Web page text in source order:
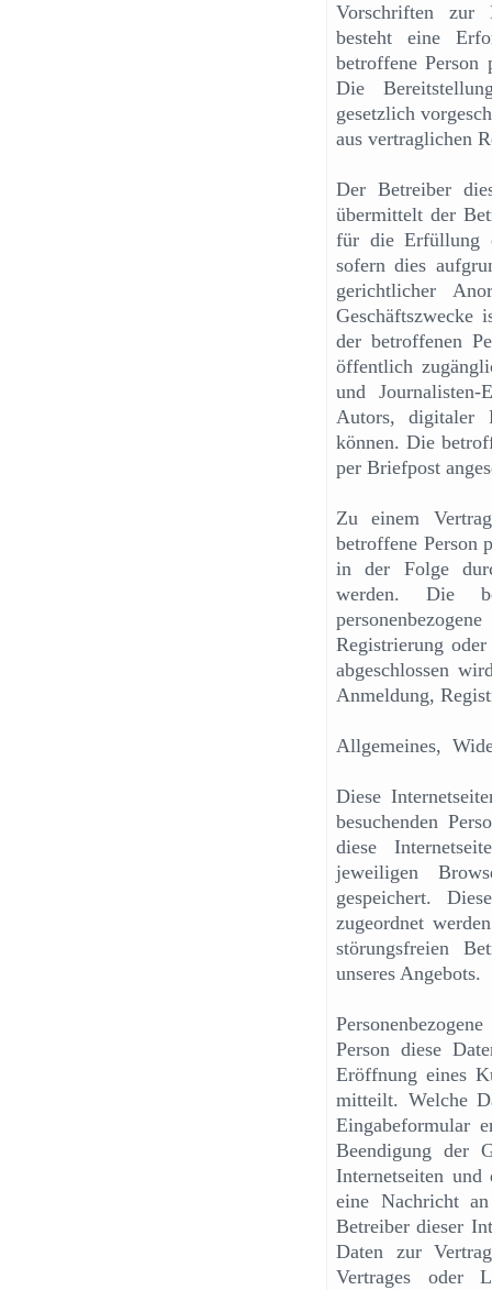
Vorschriften zur
besteht eine
betroffene Person
Die
gesetzlich
aus vertraglichen
Der Betreiber
übermittelt der
für die Erfüllung
sofern dies
gerichtlicher
Geschäftszwecke
der betroffenen
öffentlich
und Journalisten-
Autors, digitaler
können. Die
per Briefpost
Zu einem
betroffene Person
in der Folge
werden. Die
Registrierung
abgeschlossen
Anmeldung,
Allgemeines,
Diese
besuchenden
diese
jeweiligen
gespeichert.
zugeordnet
störungsfreien
unseres Angebots.
Person diese
Eröffnung eines
mitteilt. Welche
Eingabeformular
Beendigung der
Internetseiten
eine Nachricht
Betreiber dieser
Daten zur
Vertrages oder